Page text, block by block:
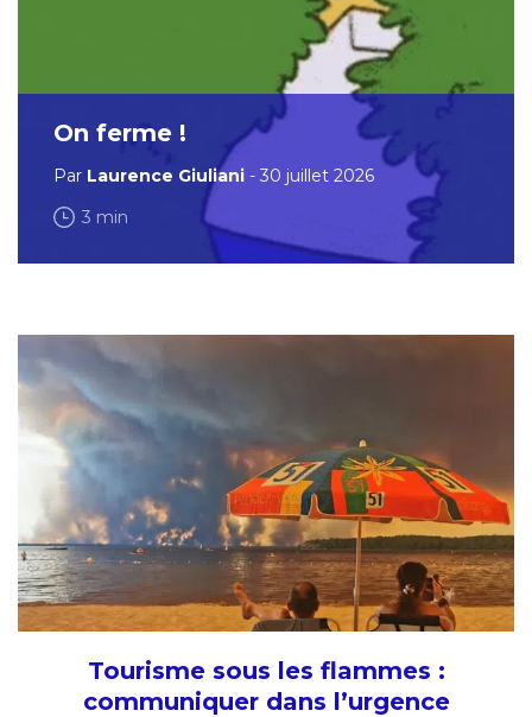
On ferme !
Par Laurence Giuliani - 30 juillet 2026
3 min
Tourisme sous les flammes :
communiquer dans l’urgence